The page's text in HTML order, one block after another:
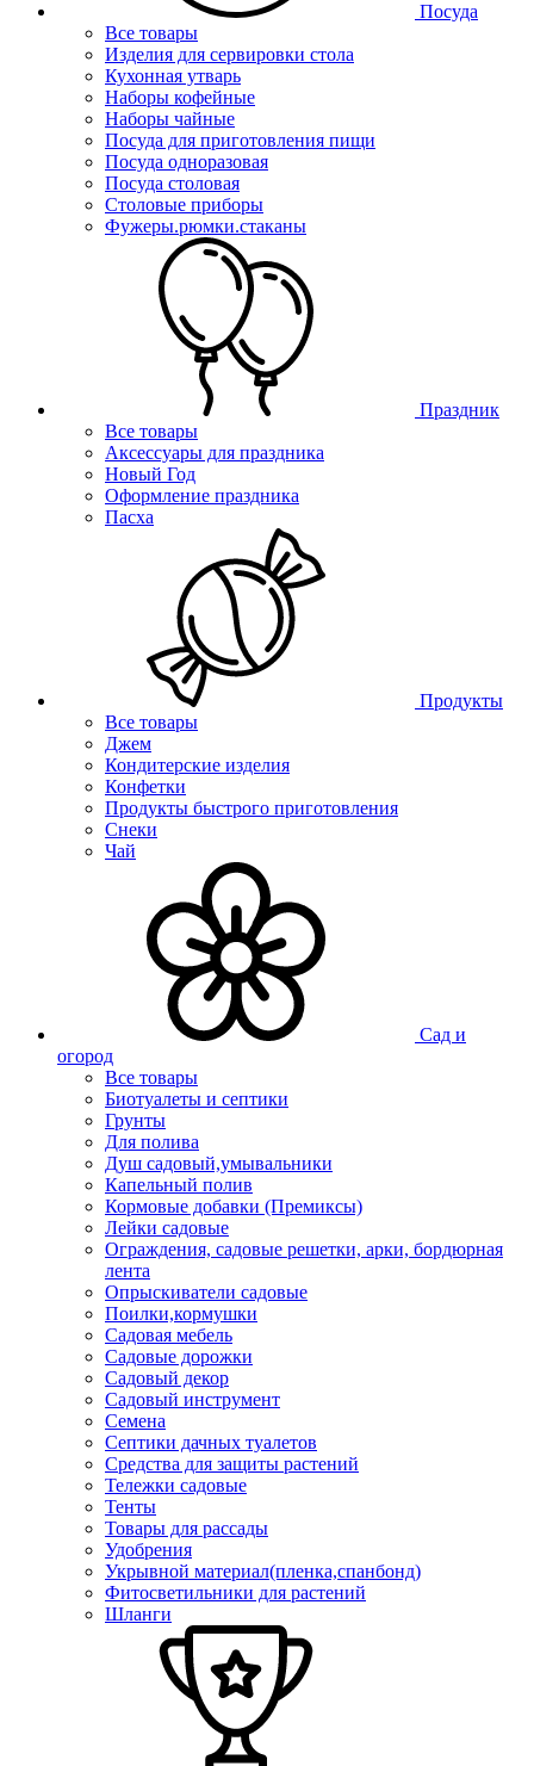
Посуда
Все товары
Изделия для сервировки стола
Кухонная утварь
Наборы кофейные
Наборы чайные
Посуда для приготовления пищи
Посуда одноразовая
Посуда столовая
Столовые приборы
Фужеры.рюмки.стаканы
Праздник
Все товары
Аксессуары для праздника
Новый Год
Оформление праздника
Пасха
Продукты
Все товары
Джем
Кондитерские изделия
Конфетки
Продукты быстрого приготовления
Снеки
Чай
Сад и
огород
Все товары
Биотуалеты и септики
Грунты
Для полива
Душ садовый,умывальники
Капельный полив
Кормовые добавки (Премиксы)
Лейки садовые
Ограждения, садовые решетки, арки, бордюрная
лента
Опрыскиватели садовые
Поилки,кормушки
Садовая мебель
Садовые дорожки
Садовый декор
Садовый инструмент
Семена
Септики дачных туалетов
Средства для защиты растений
Тележки садовые
Тенты
Товары для рассады
Удобрения
Укрывной материал(пленка,спанбонд)
Фитосветильники для растений
Шланги